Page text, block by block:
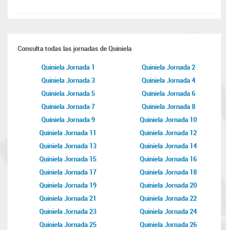
Consulta todas las jornadas de Quiniela
Quiniela Jornada 1
Quiniela Jornada 2
Quiniela Jornada 3
Quiniela Jornada 4
Quiniela Jornada 5
Quiniela Jornada 6
Quiniela Jornada 7
Quiniela Jornada 8
Quiniela Jornada 9
Quiniela Jornada 10
Quiniela Jornada 11
Quiniela Jornada 12
Quiniela Jornada 13
Quiniela Jornada 14
Quiniela Jornada 15
Quiniela Jornada 16
Quiniela Jornada 17
Quiniela Jornada 18
Quiniela Jornada 19
Quiniela Jornada 20
Quiniela Jornada 21
Quiniela Jornada 22
Quiniela Jornada 23
Quiniela Jornada 24
Quiniela Jornada 25
Quiniela Jornada 26